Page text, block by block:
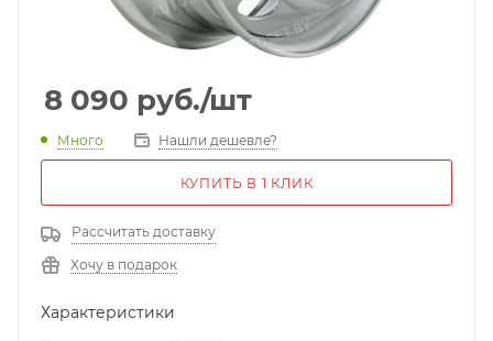
8 090 руб./шт
Много Нашли дешевле?
КУПИТЬ В 1 КЛИК
Рассчитать доставку
Хочу в подарок
Характеристики